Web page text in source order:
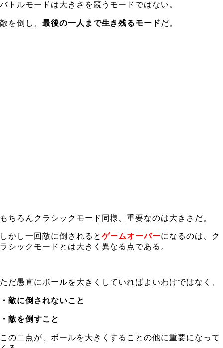
バトルモードは大きさを競うモードではない。
敵を倒し、 最後の一人まで生き残るモードだ。
もちろんクラシックモード同様、重要なのは大きさだ。
しかし一回敵に倒されると ゲームオーバーになるのは、ク
ラシックモードとは大きく異なる点である。
ただ愚直にボールを大きくしていればよいわけではなく、
・敵に倒されないこと
・敵を倒すこと
この二点が、ボールを大きくすることの他に重要になって